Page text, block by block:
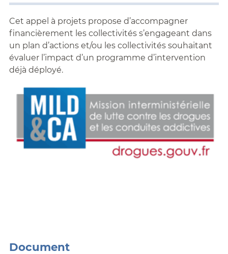
Cet appel à projets propose d’accompagner
financièrement les collectivités s’engageant dans
un plan d’actions et/ou les collectivités souhaitant
évaluer l’impact d’un programme d’intervention
déjà déployé.
Document